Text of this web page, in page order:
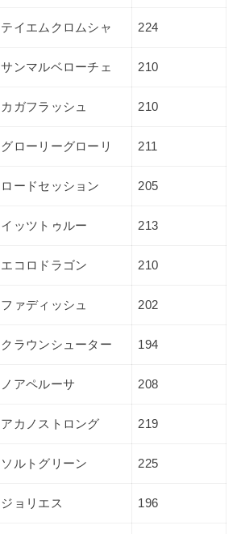
テイエムクロムシャ 224
サンマルベローチェ 210
カガフラッシュ 210
グローリーグローリ 211
ロードセッション 205
イッツトゥルー 213
エコロドラゴン 210
ファディッシュ 202
クラウンシューター 194
ノアペルーサ 208
アカノストロング 219
ソルトグリーン 225
ジョリエス 196